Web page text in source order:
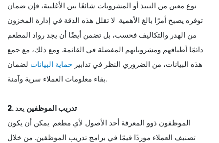
نوع معين من النبيذ أو المشروبات شائعًا بين الأغلبية، فإن ضمان
توفره يصبح أمرًا بالغ الأهمية. لا تقلل هذه الدقة في إدارة المخزون
من الهدر والتكاليف فحسب، بل تضمن أيضًا أن يجد رواد المطعم
دائمًا أطباقهم ومشروباتهم المفضلة في القائمة. ومع ذلك، مع جمع
هذه البيانات، من الضروري النظر في تدابير حماية البيانات لضمان
بقاء معلومات العملاء سرية وآمنة.
2. تدريب الموظفين يعد
الموظفون ذوو المعرفة أحد الأصول لأي مطعم. يمكن أن يكون
تصنيف العملاء موردًا قيمًا في برامج تدريب الموظفين. من خلال